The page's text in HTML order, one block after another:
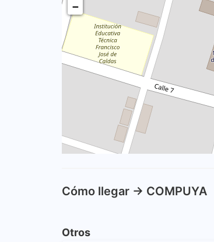
−
Cómo llegar -> COMPUYA
Otros